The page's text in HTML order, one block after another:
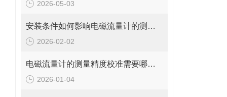
2026-05-03
安装条件如何影响电磁流量计的测量精度?
2026-02-02
电磁流量计的测量精度校准需要哪些工具和设备?
2026-01-04